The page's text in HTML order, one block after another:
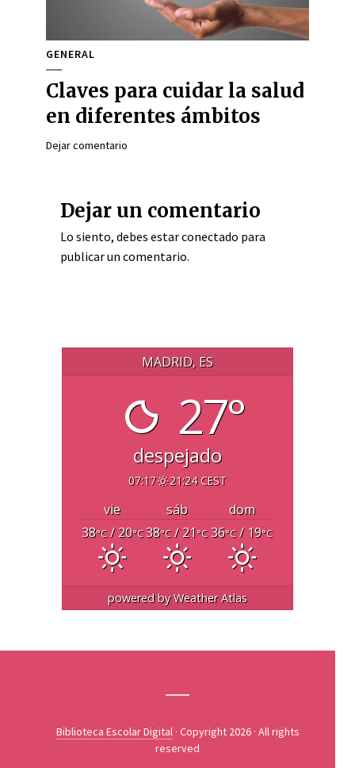
GENERAL
Claves para cuidar la salud
en diferentes ámbitos
Dejar comentario
Dejar un comentario
Lo siento, debes estarconectado para
publicar un comentario.
MADRID, ES
27°
despejado
07:17 21:24 CEST
vie sáb
dom
38°C/ 20°C38°C/ 21°C 36°C/ 19°C
powered byWeather Atlas
Biblioteca Escolar Digital · Copyright 2026 · All rights
reserved